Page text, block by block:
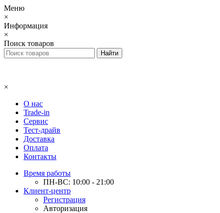
Меню
×
Информация
×
Поиск товаров
×
О нас
Trade-in
Сервис
Тест-драйв
Доставка
Оплата
Контакты
Время работы
ПН-ВС: 10:00 - 21:00
Клиент-центр
Регистрация
Авторизация